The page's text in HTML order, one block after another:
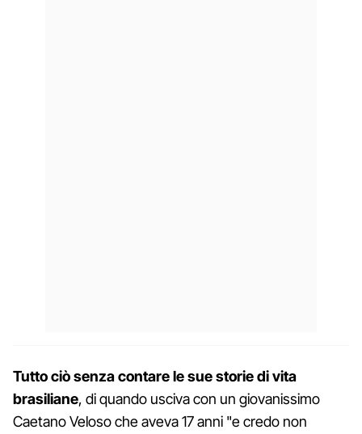
Tutto ciò senza contare le sue storie di vita
brasiliane, di quando usciva con un giovanissimo
Caetano Veloso che aveva 17 anni "e credo non